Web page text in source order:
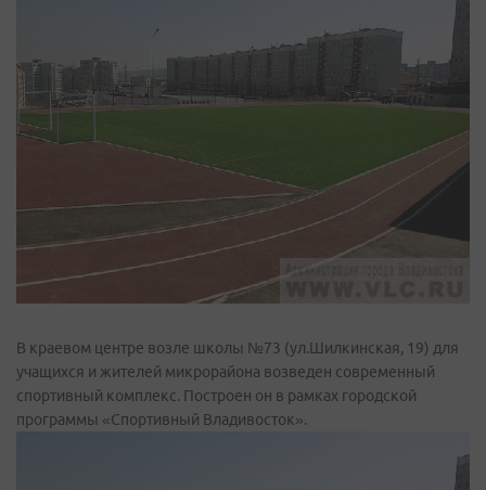
В краевом центре возле школы №73 (ул.Шилкинская, 19) для
учащихся и жителей микрорайона возведен современный
спортивный комплекс. Построен он в рамках городской
программы «Спортивный Владивосток».